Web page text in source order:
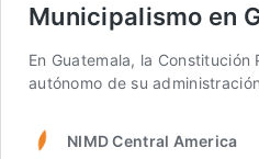
Municipalismo en
En Guatemala, la
autónomo de su
NIMD Central America